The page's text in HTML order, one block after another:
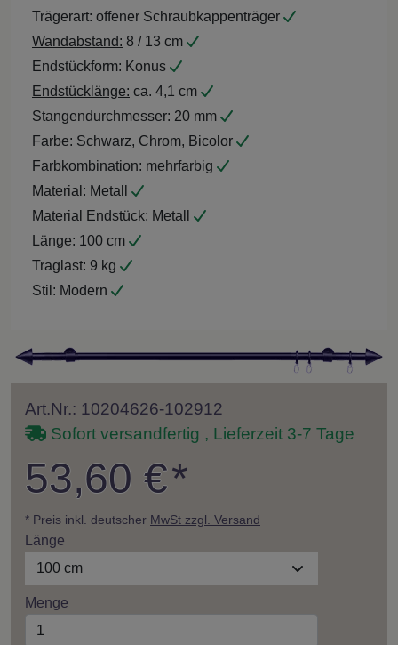
Trägerart: offener Schraubkappenträger
Wandabstand: 8 / 13 cm
Endstückform: Konus
Endstücklänge: ca. 4,1 cm
Stangendurchmesser: 20 mm
Farbe: Schwarz, Chrom, Bicolor
Farbkombination: mehrfarbig
Material: Metall
Material Endstück: Metall
Länge: 100 cm
Traglast: 9 kg
Stil: Modern
Art.Nr.: 10204626-102912
Sofort versandfertig , Lieferzeit 3-7 Tage
53,60 €*
* Preis inkl. deutscher MwSt zzgl. Versand
Länge
100 cm
Menge